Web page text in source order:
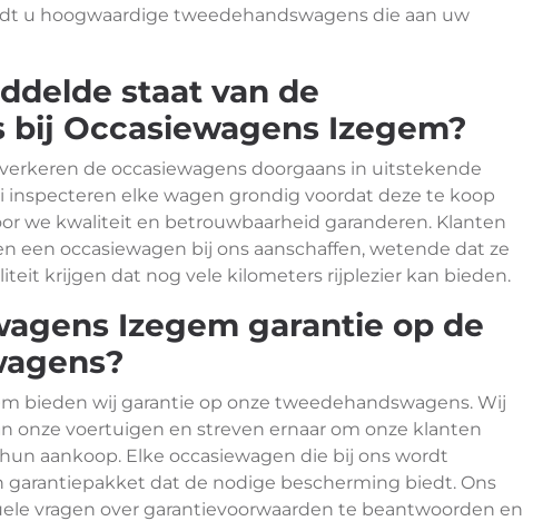
u hoogwaardige tweedehandswagens die aan uw
staat van de
bij Occasiewagens Izegem?
de occasiewagens doorgaans in uitstekende
inspecteren elke wagen grondig voordat deze te koop
we kwaliteit en betrouwbaarheid garanderen. Klanten
een occasiewagen bij ons aanschaffen, wetende dat ze
krijgen dat nog vele kilometers rijplezier kan bieden.
Izegem garantie op de
bieden wij garantie op onze tweedehandswagens. Wij
onze voertuigen en streven ernaar om onze klanten
aankoop. Elke occasiewagen die bij ons wordt
garantiepakket dat de nodige bescherming biedt. Ons
vragen over garantievoorwaarden te beantwoorden en